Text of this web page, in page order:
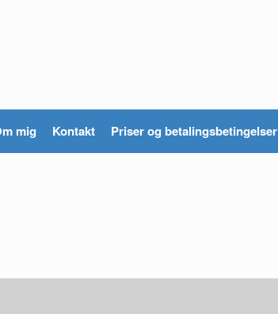
mig Kontakt Priser og betalingsbetingelser